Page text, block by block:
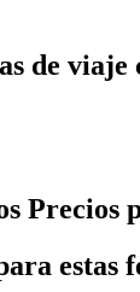
de viaje
Precios
estas